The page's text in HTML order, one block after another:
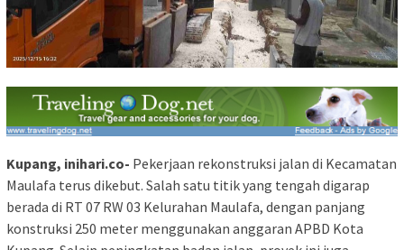
Kupang, inihari.co- Pekerjaan rekonstruksi jalan di Kecamatan
Maulafa terus dikebut. Salah satu titik yang tengah digarap
berada di RT 07 RW 03 Kelurahan Maulafa, dengan panjang
konstruksi 250 meter menggunakan anggaran APBD Kota